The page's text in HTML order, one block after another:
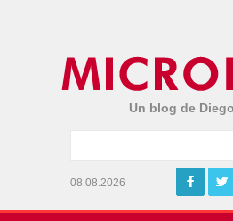
Un blog de
08.08.2026